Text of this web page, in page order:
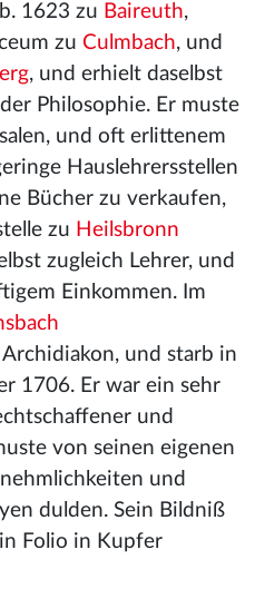
1623 zu Baireuth,
zu Culmbach, und
, und erhielt daselbst
Philosophie. Er muste
und oft erlittenem
Hauslehrersstellen
Bücher zu verkaufen,
zu Heilsbronn
zugleich Lehrer, und
Einkommen. Im
und starb in
1706. Er war ein sehr
und
von seinen eigenen
und
dulden. Sein Bildniß
Folio in Kupfer